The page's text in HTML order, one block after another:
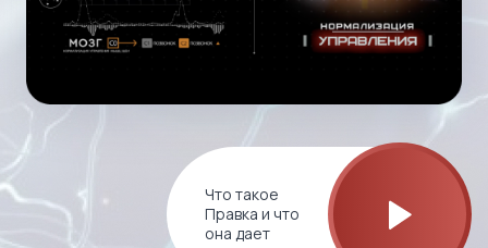
Что такое
Правка и что
она дает